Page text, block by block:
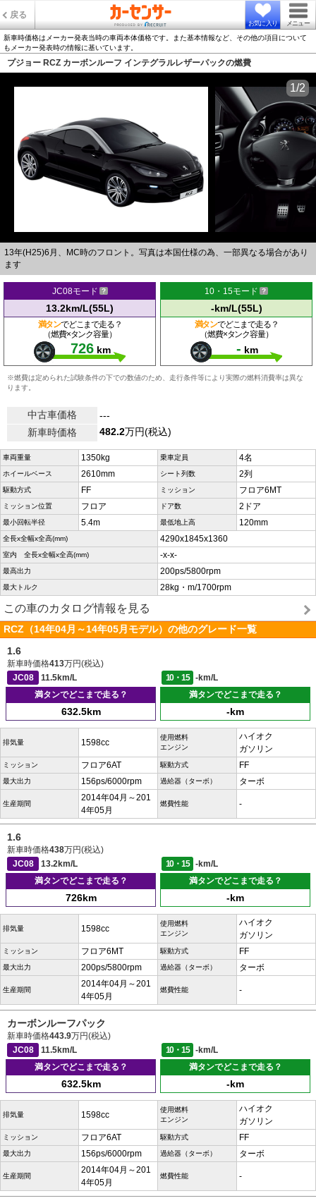
戻る
お気に入り メニュー
新車時価格はメーカー発表当時の車両本体価格です。また基本情報など、その他の項目について
もメーカー発表時の情報に基いています。
プジョー RCZ カーボンルーフ インテグラルレザーパックの燃費
13年(H25)6月、MC時のフロント。写真は本国仕様の為、一部異なる場合があり
ます
1/2
JC08モード
13.2km/L(55L)
満タンでどこまで走る？
（燃費×タンク容量）
726 km
10・15モード
-km/L(55L)
満タンでどこまで走る？
（燃費×タンク容量）
- km
※燃費は定められた試験条件の下での数値のため、走行条件等により実際の燃料消費率は異な
ります。
中古車価格
---
新車時価格
482.2万円(税込)
車両重量 1350kg 乗車定員 4名
ホイールベース 2610mm シート列数 2列
駆動方式 FF ミッション フロア6MT
ミッション位置 フロア ドア数 2ドア
最小回転半径 5.4m 最低地上高 120mm
全長x全幅x全高(mm) 4290x1845x1360
室内 全長x全幅x全高(mm) -x-x-
最高出力 200ps/5800rpm
最大トルク 28kg・m/1700rpm
この車のカタログ情報を見る
RCZ（14年04月～14年05月モデル）の他のグレード一覧
1.6
新車時価格413万円(税込)
JC08
11.5km/L 10・15
-km/L
満タンでどこまで走る？
632.5km
満タンでどこまで走る？
-km
排気量 1598cc
使用燃料
エンジン
ハイオク
ガソリン
ミッション フロア6AT 駆動方式 FF
最大出力 156ps/6000rpm 過給器（ターボ） ターボ
生産期間
2014年04月～201
4年05月
燃費性能 -
1.6
新車時価格438万円(税込)
JC08
13.2km/L 10・15
-km/L
満タンでどこまで走る？
726km
満タンでどこまで走る？
-km
排気量 1598cc
使用燃料
エンジン
ハイオク
ガソリン
ミッション フロア6MT 駆動方式 FF
最大出力 200ps/5800rpm 過給器（ターボ） ターボ
生産期間
2014年04月～201
4年05月
燃費性能 -
カーボンルーフパック
新車時価格443.9万円(税込)
JC08
11.5km/L 10・15
-km/L
満タンでどこまで走る？
632.5km
満タンでどこまで走る？
-km
排気量 1598cc
使用燃料
エンジン
ハイオク
ガソリン
ミッション フロア6AT 駆動方式 FF
最大出力 156ps/6000rpm 過給器（ターボ） ターボ
生産期間
2014年04月～201
4年05月
燃費性能 -